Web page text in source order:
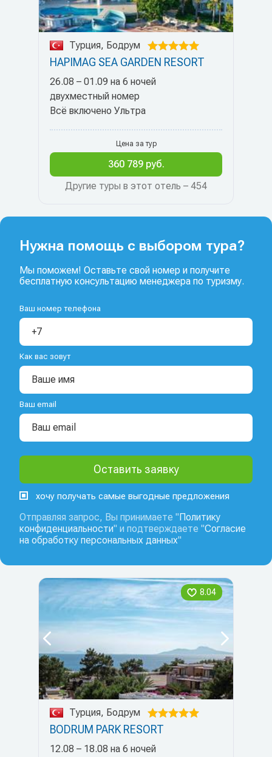
Турция, Бодрум
HAPIMAG SEA GARDEN RESORT
26.08 – 01.09 на 6 ночей
двухместный номер
Всё включено Ультра
Другие туры в этот отель – 454
Цена за тур
360 789 руб.
Нужна помощь с выбором тура?
Мы поможем! Оставьте свой номер и получите
бесплатную консультацию менеджера по туризму.
Ваш номер телефона
Как вас зовут
Ваш email
хочу получать самые выгодные предложения
Отправляя запрос, Вы принимаете "Политику
конфиденциальности" и подтверждаете "Согласие
на обработку персональных данных"
8.04
Турция, Бодрум
BODRUM PARK RESORT
12.08 – 18.08 на 6 ночей